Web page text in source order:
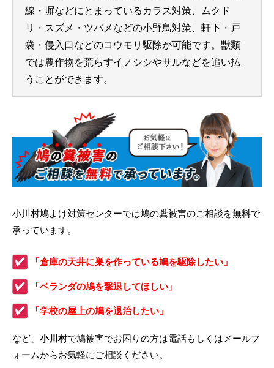
線・塀などにとまっているカラス対策、ムクド
リ・スズメ・ツバメなどの小野鳥対策、軒下・戸
袋・侵入口などのコウモリ駆除が可能です。獣類
では農作物を荒らすイノシシやサルなどを追い払
うことができます。
小川村鳩よけ対策センターでは鳩の糞被害のご相談を無料で
承っています。
「倉庫の天井に巣を作っている鳩を駆除したい」
「ベランダの鳩を撃退してほしい」
「学校の屋上の鳩を退治したい」
など、 小川村で鳩被害でお困りの方は電話もしくはメールフ
ォームからお気軽にご相談ください。